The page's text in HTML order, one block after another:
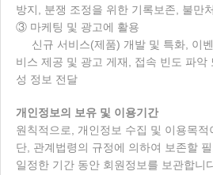
방지, 분쟁 조정을 위한 기록보존, 불만
③ 마케팅 및 광고에 활용
신규 서비스(제품) 개발 및 특화, 이
비스 제공 및 광고 게재, 접속 빈도 파
성 정보 전달
개인정보의 보유 및 이용기간
원칙적으로, 개인정보 수집 및 이용목
단, 관계법령의 규정에 의하여 보존할
일정한 기간 동안 회원정보를 보관합니